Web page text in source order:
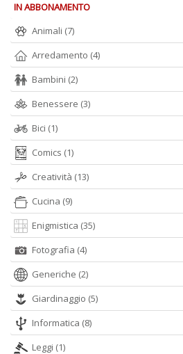
IN ABBONAMENTO
Animali (7)
Arredamento (4)
Bambini (2)
Benessere (3)
Bici (1)
Comics (1)
Creatività (13)
Cucina (9)
Enigmistica (35)
Fotografia (4)
Generiche (2)
Giardinaggio (5)
Informatica (8)
Leggi (1)